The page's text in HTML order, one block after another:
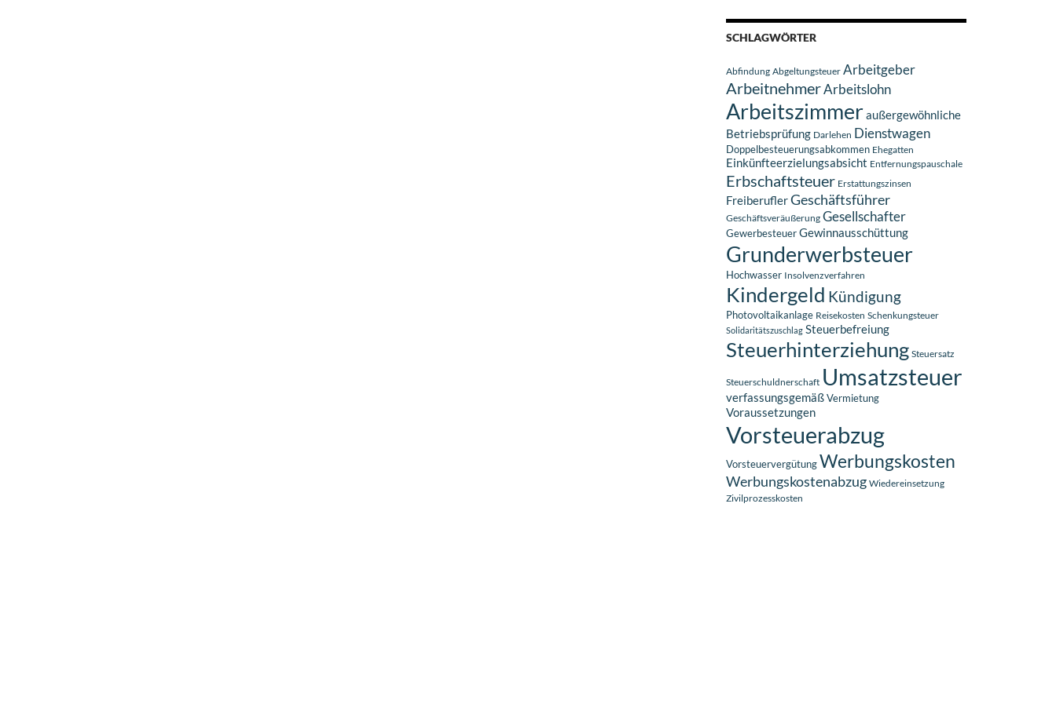
SCHLAGWÖRTER
Abfindung Abgeltungsteuer Arbeitgeber
ArbeitnehmerArbeitslohn
Arbeitszimmeraußergewöhnliche
Betriebsprüfung Darlehen Dienstwagen
Doppelbesteuerungsabkommen Ehegatten
Einkünfteerzielungsabsicht Entfernungspauschale
Erbschaftsteuer Erstattungszinsen
FreiberuflerGeschäftsführer
Geschäftsveräußerung Gesellschafter
GewerbesteuerGewinnausschüttung
Grunderwerbsteuer
Hochwasser Insolvenzverfahren
Kindergeld Kündigung
Photovoltaikanlage Reisekosten Schenkungsteuer
Solidaritätszuschlag Steuerbefreiung
Steuerhinterziehung Steuersatz
Steuerschuldnerschaft Umsatzsteuer
verfassungsgemäßVermietung
Voraussetzungen
Vorsteuerabzug
VorsteuervergütungWerbungskosten
Werbungskostenabzug Wiedereinsetzung
Zivilprozesskosten